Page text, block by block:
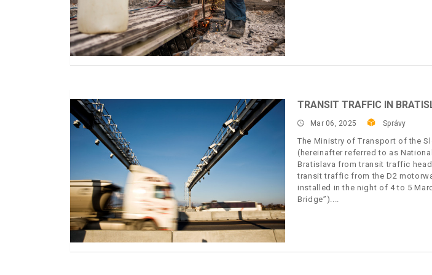
TRANSIT TRAFFIC IN
Mar 06, 2025 Správy
The Ministry of Transport of the
(hereinafter referred to as
Bratislava from transit traffic
transit traffic from the D2
installed in the night of 4 to 5
Bridge”).